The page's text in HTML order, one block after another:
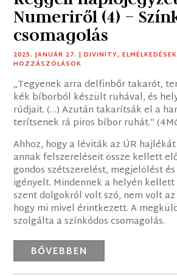
Numeriről (4) –
csomagolás
2025. JANUÁR 27. |DIVINITY,ELMÉLKEDÉSEK
HOZZÁSZÓLÁSOK
„Tegyenek arra delfinbőr takarót,
kék bíborból készült ruhával, és
rúdjait. (…) Azután takarítsák el a
terítsenek rá piros bíbor ruhát.”
Ahhoz, hogy a léviták az ÚR
annak felszereléseit össze kellett
gondos szétszerelést, megjelölést
igényelt. Mindennek a helyén kellett
szent dolgokról volt szó, nem volt
hogy mi mivel érintkezett. A
szolgálta a színkódos csomagolás.
BŐVEBBEN